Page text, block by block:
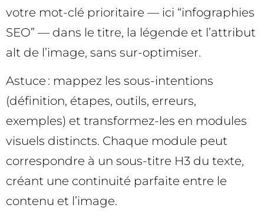
votre mot-clé prioritaire — ici “infographies
SEO” — dans le titre, la légende et l’attribut
alt de l’image, sans sur-optimiser.
Astuce : mappez les sous-intentions
(définition, étapes, outils, erreurs,
exemples) et transformez-les en modules
visuels distincts. Chaque module peut
correspondre à un sous-titre H3 du texte,
créant une continuité parfaite entre le
contenu et l’image.